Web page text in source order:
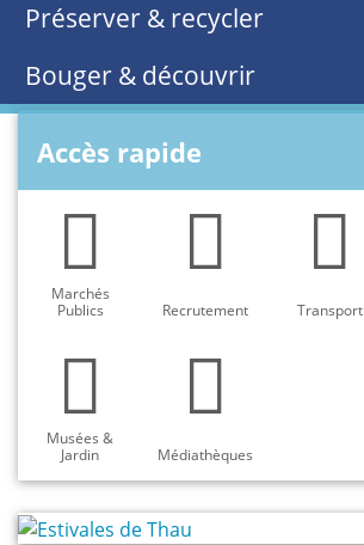
Préserver & recycler
Bouger & découvrir
Accès rapide
Marchés
Publics
Recrutement Transport
Musées &
Jardin
Médiathèques